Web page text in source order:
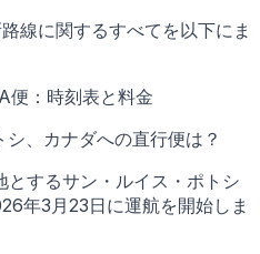
線に関するすべてを以下にま
便：時刻表と料金
、カナダへの直行便は？
するサン・ルイス・ポトシ
年3月23日に運航を開始しま